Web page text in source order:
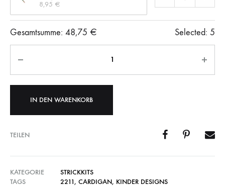
8,95 €
Gesamtsumme: 48,75 € Selected: 5
Anzahl
IN DEN WARENKORB
TEILEN
KATEGORIE
STRICKKITS
TAGS
2211, CARDIGAN, KINDER DESIGNS